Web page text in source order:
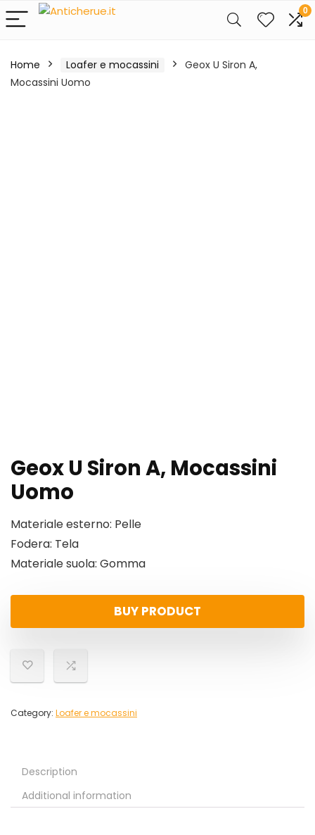
0
Home Loafer e mocassini
Geox U Siron A,
Mocassini Uomo
Geox U Siron A, Mocassini
Uomo
Materiale esterno: Pelle
Fodera: Tela
Materiale suola: Gomma
BUY PRODUCT
Category: Loafer e mocassini
Description
Additional information